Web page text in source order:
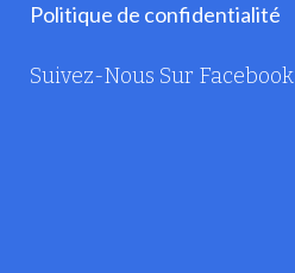
Politique de confidentialité
Suivez-Nous Sur Facebook